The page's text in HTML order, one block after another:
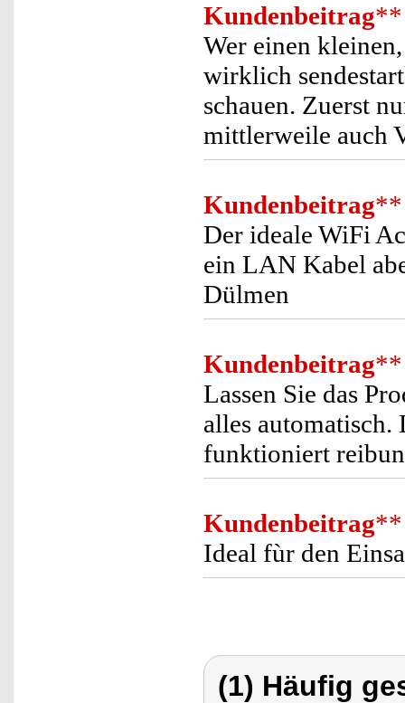
Kundenbeitrag**
Wer einen
wirklich
schauen. Zuerst
mittlerweile auch
Kundenbeitrag**
Der ideale WiFi
ein LAN Kabel
Dülmen
Kundenbeitrag**
Lassen Sie das
alles automatisch.
funktioniert
Kundenbeitrag**
Ideal fùr den
(1) Häufig